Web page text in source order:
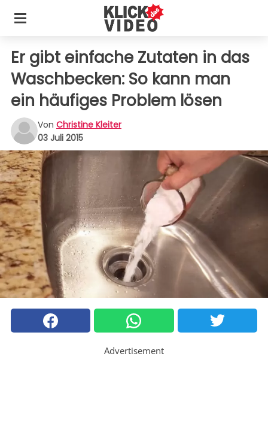
Er gibt einfache Zutaten in das
Waschbecken: So kann man
ein häufiges Problem lösen
Von Christine Kleiter
03 Juli 2015
Advertisement